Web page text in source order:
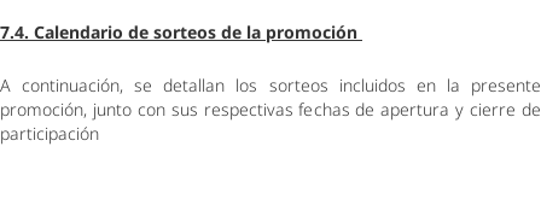
7.4. Calendario de sorteos de la promoción
A continuación, se detallan los sorteos incluidos en la presente
promoción, junto con sus respectivas fechas de apertura y cierre de
participación